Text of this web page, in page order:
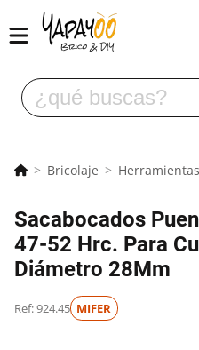
Bricolaje Herramientas
Sacabocados
47-52 Hrc. Para
Diámetro 28Mm
Ref: 924.45 MIFER